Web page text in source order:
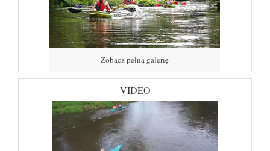
Zobacz pełną galerię
VIDEO